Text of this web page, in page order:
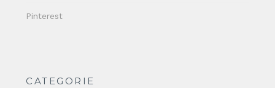
Pinterest
CATEGORIE